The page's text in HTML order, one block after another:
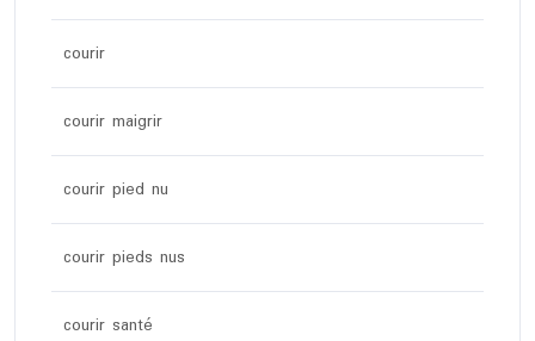
courir
courir maigrir
courir pied nu
courir pieds nus
courir santé